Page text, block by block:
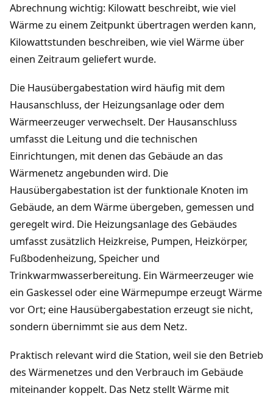
Abrechnung wichtig: Kilowatt beschreibt, wie viel
Wärme zu einem Zeitpunkt übertragen werden kann,
Kilowattstunden beschreiben, wie viel Wärme über
einen Zeitraum geliefert wurde.
Die Hausübergabestation wird häufig mit dem
Hausanschluss, der Heizungsanlage oder dem
Wärmeerzeuger verwechselt. Der Hausanschluss
umfasst die Leitung und die technischen
Einrichtungen, mit denen das Gebäude an das
Wärmenetz angebunden wird. Die
Hausübergabestation ist der funktionale Knoten im
Gebäude, an dem Wärme übergeben, gemessen und
geregelt wird. Die Heizungsanlage des Gebäudes
umfasst zusätzlich Heizkreise, Pumpen, Heizkörper,
Fußbodenheizung, Speicher und
Trinkwarmwasserbereitung. Ein Wärmeerzeuger wie
ein Gaskessel oder eine Wärmepumpe erzeugt Wärme
vor Ort; eine Hausübergabestation erzeugt sie nicht,
sondern übernimmt sie aus dem Netz.
Praktisch relevant wird die Station, weil sie den Betrieb
des Wärmenetzes und den Verbrauch im Gebäude
miteinander koppelt. Das Netz stellt Wärme mit